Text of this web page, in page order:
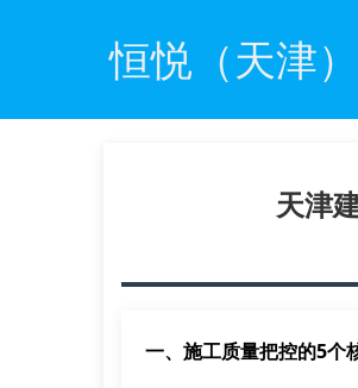
恒悦（天津
天津
一、施工质量把控的5个